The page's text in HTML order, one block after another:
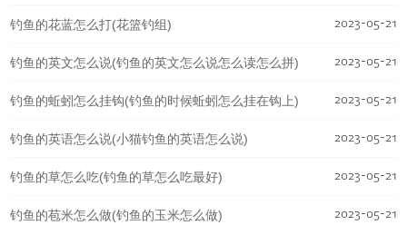
2023-05-21
钓鱼的花蓝怎么打(花篮钓组)
2023-05-21
钓鱼的英文怎么说(钓鱼的英文怎么说怎么读怎么拼)
2023-05-21
钓鱼的蚯蚓怎么挂钩(钓鱼的时候蚯蚓怎么挂在钩上)
2023-05-21
钓鱼的英语怎么说(小猫钓鱼的英语怎么说)
2023-05-21
钓鱼的草怎么吃(钓鱼的草怎么吃最好)
2023-05-21
钓鱼的苞米怎么做(钓鱼的玉米怎么做)